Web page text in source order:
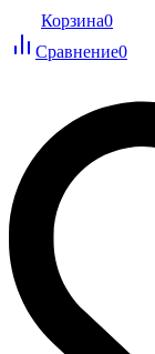
Корзина0
Сравнение0